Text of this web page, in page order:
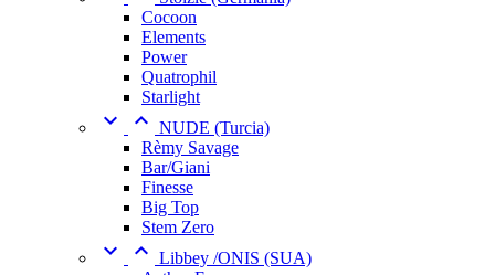
Cocoon
Elements
Power
Quatrophil
Starlight
  NUDE (Turcia)
Rèmy Savage
Bar/Giani
Finesse
Big Top
Stem Zero
  Libbey /ONIS (SUA)